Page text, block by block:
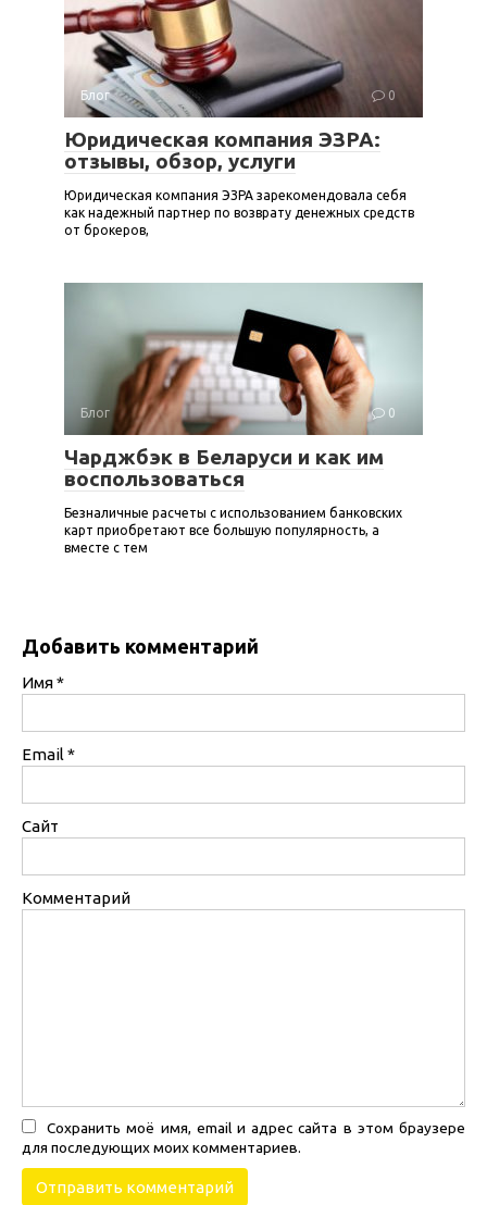
Блог 0
Юридическая компания ЭЗРА:
отзывы, обзор, услуги
Юридическая компания ЭЗРА зарекомендовала себя
как надежный партнер по возврату денежных средств
от брокеров,
Блог 0
Чарджбэк в Беларуси и как им
воспользоваться
Безналичные расчеты с использованием банковских
карт приобретают все большую популярность, а
вместе с тем
Добавить комментарий
Имя*
Email *
Сайт
Комментарий
Сохранить моё имя, email и адрес сайта в этом браузере
для последующих моих комментариев.